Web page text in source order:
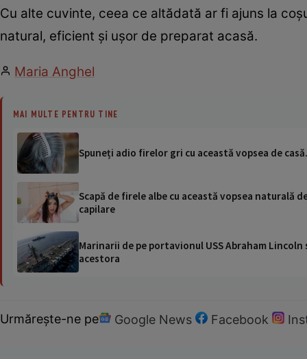
Cu alte cuvinte, ceea ce altădată ar fi ajuns la
natural, eficient și ușor de preparat acasă.
Maria Anghel
MAI MULTE PENTRU TINE
Spuneți adio firelor gri cu această vopsea de
Scapă de firele albe cu această vopsea naturală
capilare
Marinarii de pe portavionul USS Abraham
acestora
Urmărește-ne pe Google News Facebook